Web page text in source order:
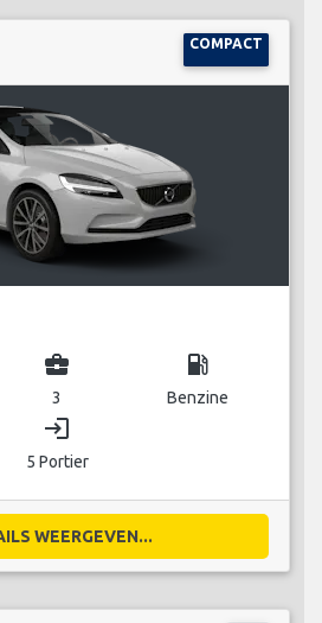
COMPACT
business_center
3
local_gas_station
Benzine
login
5 Portier
WEERGEVEN...